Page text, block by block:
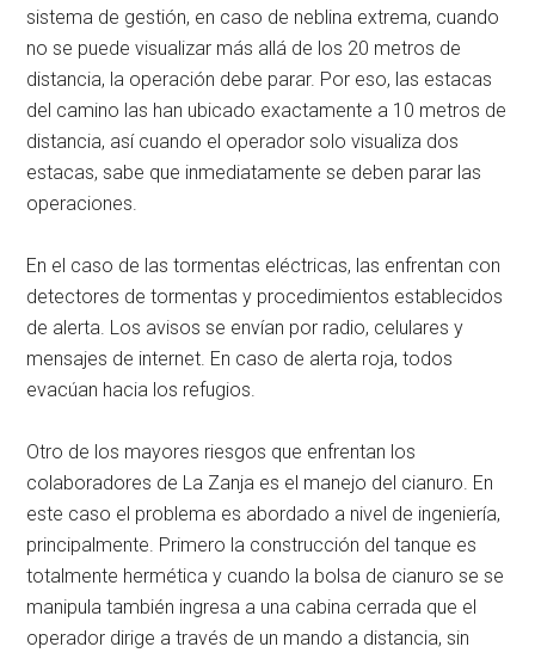
sistema de gestión, en caso de neblina extrema, cuando
no se puede visualizar más allá de los 20 metros de
distancia, la operación debe parar. Por eso, las estacas
del camino las han ubicado exactamente a 10 metros de
distancia, así cuando el operador solo visualiza dos
estacas, sabe que inmediatamente se deben parar las
operaciones.
En el caso de las tormentas eléctricas, las enfrentan con
detectores de tormentas y procedimientos establecidos
de alerta. Los avisos se envían por radio, celulares y
mensajes de internet. En caso de alerta roja, todos
evacúan hacia los refugios.
Otro de los mayores riesgos que enfrentan los
colaboradores de La Zanja es el manejo del cianuro. En
este caso el problema es abordado a nivel de ingeniería,
principalmente. Primero la construcción del tanque es
totalmente hermética y cuando la bolsa de cianuro se se
manipula también ingresa a una cabina cerrada que el
operador dirige a través de un mando a distancia, sin